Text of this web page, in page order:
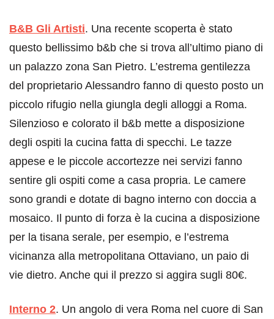
B&B Gli Artisti. Una recente scoperta è stato
questo bellissimo b&b che si trova all’ultimo piano di
un palazzo zona San Pietro. L’estrema gentilezza
del proprietario Alessandro fanno di questo posto un
piccolo rifugio nella giungla degli alloggi a Roma.
Silenzioso e colorato il b&b mette a disposizione
degli ospiti la cucina fatta di specchi. Le tazze
appese e le piccole accortezze nei servizi fanno
sentire gli ospiti come a casa propria. Le camere
sono grandi e dotate di bagno interno con doccia a
mosaico. Il punto di forza è la cucina a disposizione
per la tisana serale, per esempio, e l’estrema
vicinanza alla metropolitana Ottaviano, un paio di
vie dietro. Anche qui il prezzo si aggira sugli 80€.
Interno 2. Un angolo di vera Roma nel cuore di San